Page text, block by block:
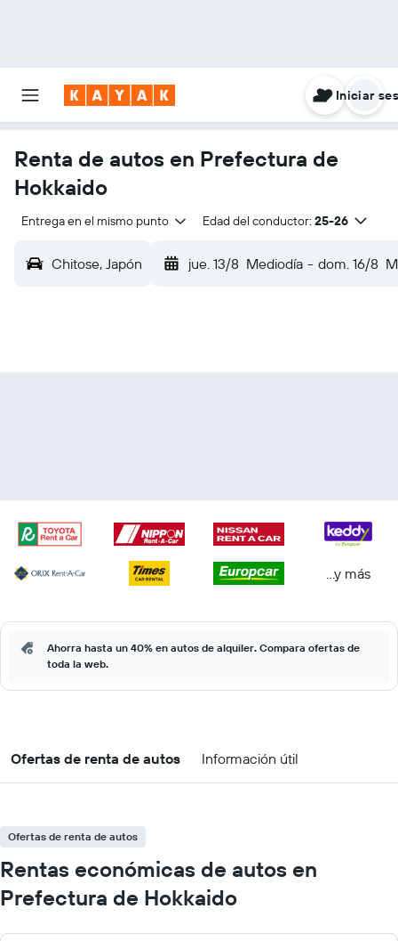
Iniciar
Renta de autos en Prefectura de
Hokkaido
Entrega en el mismo punto Edad del conductor: 25-26
Chitose, Japón jue. 13/8 Mediodía - dom. 16/8
...y más
Ahorra hasta un 40% en autos de alquiler. Compara ofertas de
toda la web.
Ofertas de renta de autos Información útil
Ofertas de renta de autos
Rentas económicas de autos en
Prefectura de Hokkaido